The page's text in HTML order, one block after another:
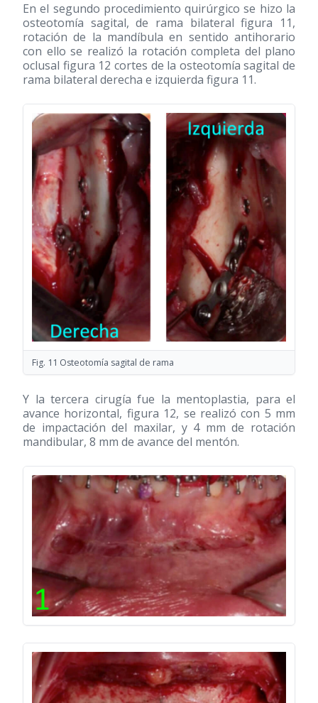
En el segundo procedimiento quirúrgico se hizo la
osteotomía sagital, de rama bilateral figura 11,
rotación de la mandíbula en sentido antihorario
con ello se realizó la rotación completa del plano
oclusal figura 12 cortes de la osteotomía sagital de
rama bilateral derecha e izquierda figura 11.
Fig. 11 Osteotomía sagital de rama
Y la tercera cirugía fue la mentoplastia, para el
avance horizontal, figura 12, se realizó con 5 mm
de impactación del maxilar, y 4 mm de rotación
mandibular, 8 mm de avance del mentón.